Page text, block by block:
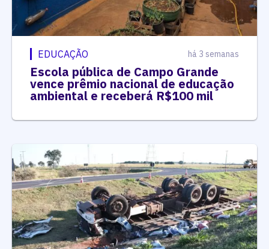
EDUCAÇÃO há 3 semanas
Escola pública de Campo Grande
vence prêmio nacional de educação
ambiental e receberá R$100 mil